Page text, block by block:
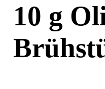
10 g